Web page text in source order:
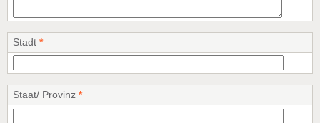
Stadt *
Staat/ Provinz *